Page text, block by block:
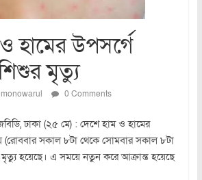
হামের উপসর্গে
মৃত্যু
monowarul 0 Comments
ঢাকা (২৫ মে) : দেশে হাম ও হামের
(রোববার সকাল ৮টা থেকে সোমবার সকাল ৮টা
হয়েছে। এ সময়ে নতুন করে আক্রান্ত হয়েছে